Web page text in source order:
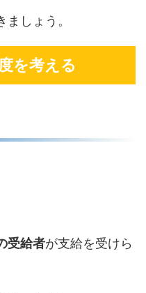
しょう。
を考える
受給者が支給を受けら